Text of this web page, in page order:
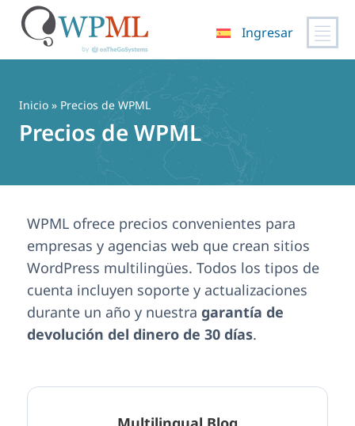
contenido
Ingresar
Inicio » Precios de WPML
Precios de WPML
WPML ofrece precios convenientes para
empresas y agencias web que crean sitios
WordPress multilingües. Todos los tipos de
cuenta incluyen soporte y actualizaciones
durante un año y nuestra garantía de
devolución del dinero de 30 días.
Compare las características de los planes de WPML